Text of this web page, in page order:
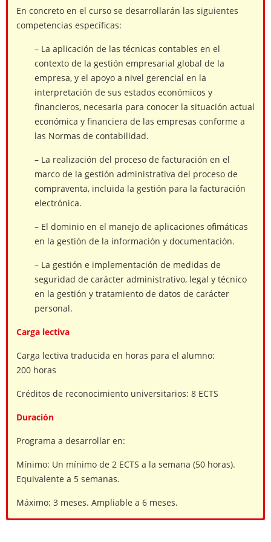
En concreto en el curso se desarrollarán las siguientes
competencias específicas:
– La aplicación de las técnicas contables en el
contexto de la gestión empresarial global de la
empresa, y el apoyo a nivel gerencial en la
interpretación de sus estados económicos y
financieros, necesaria para conocer la situación actual
económica y financiera de las empresas conforme a
las Normas de contabilidad.
– La realización del proceso de facturación en el
marco de la gestión administrativa del proceso de
compraventa, incluida la gestión para la facturación
electrónica.
– El dominio en el manejo de aplicaciones ofimáticas
en la gestión de la información y documentación.
– La gestión e implementación de medidas de
seguridad de carácter administrativo, legal y técnico
en la gestión y tratamiento de datos de carácter
personal.
Carga lectiva
Carga lectiva traducida en horas para el alumno:
200 horas
Créditos de reconocimiento universitarios: 8 ECTS
Duración
Programa a desarrollar en:
Mínimo: Un mínimo de 2 ECTS a la semana (50 horas).
Equivalente a 5 semanas.
Máximo: 3 meses. Ampliable a 6 meses.